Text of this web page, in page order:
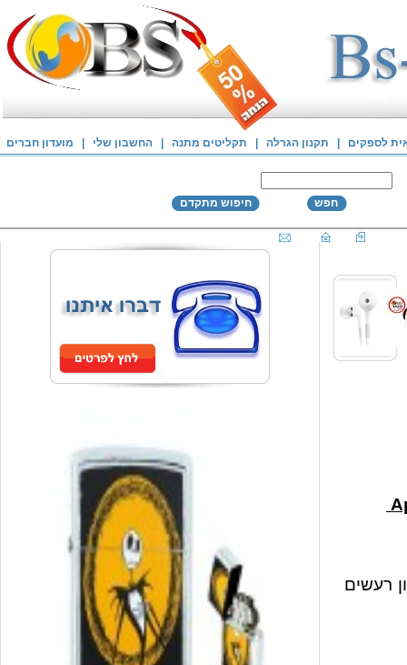
לספקים תקנון הגרלה תקליטים מתנה החשבון שלי מועדון חברים
חפש חיפוש מתקדם
רעשים